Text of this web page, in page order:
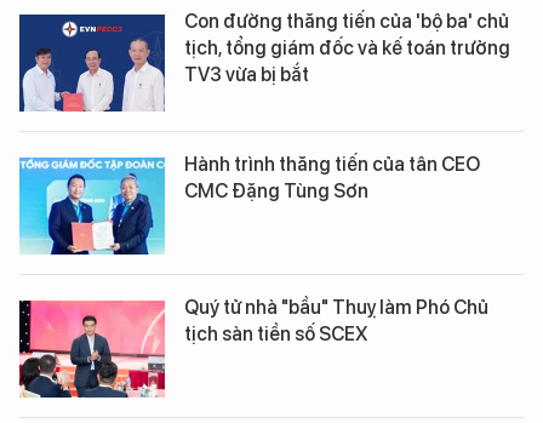
Con đường thăng tiến của 'bộ ba' chủ
tịch, tổng giám đốc và kế toán trưởng
TV3 vừa bị bắt
Hành trình thăng tiến của tân CEO
CMC Đặng Tùng Sơn
Quý tử nhà "bầu" Thuỵ làm Phó Chủ
tịch sàn tiền số SCEX